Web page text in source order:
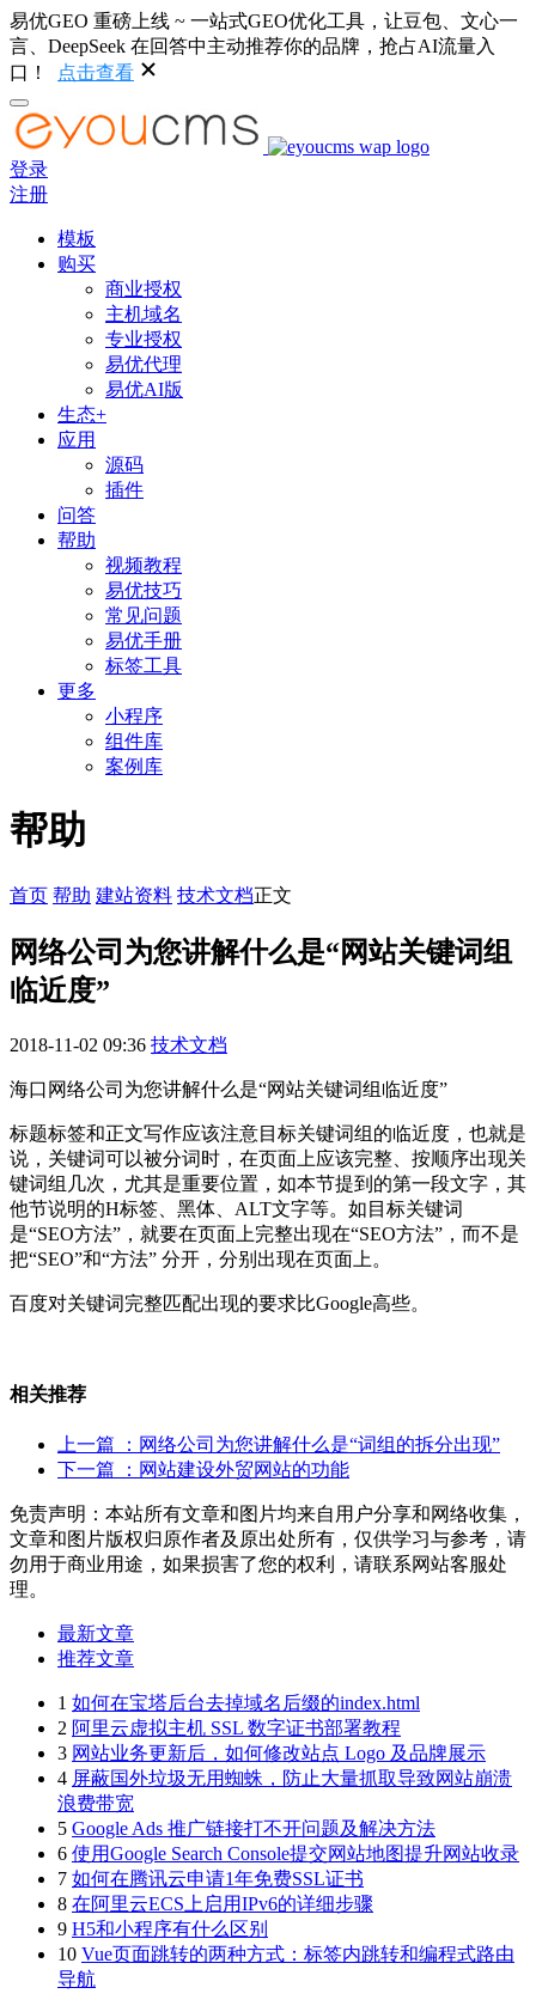
易优GEO 重磅上线 ~ 一站式GEO优化工具，让豆包、文心一
言、DeepSeek 在回答中主动推荐你的品牌，抢占AI流量入
口！
点击查看
登录
注册
模板
购买
商业授权
主机域名
专业授权
易优代理
易优AI版
生态+
应用
源码
插件
问答
帮助
视频教程
易优技巧
常见问题
易优手册
标签工具
更多
小程序
组件库
案例库
帮助
首页 帮助 建站资料 技术文档正文
网络公司为您讲解什么是“网站关键词组
临近度”
2018-11-02 09:36 技术文档
海口网络公司为您讲解什么是“网站关键词组临近度”
标题标签和正文写作应该注意目标关键词组的临近度，也就是
说，关键词可以被分词时，在页面上应该完整、按顺序出现关
键词组几次，尤其是重要位置，如本节提到的第一段文字，其
他节说明的H标签、黑体、ALT文字等。如目标关键词
是“SEO方法”，就要在页面上完整出现在“SEO方法”，而不是
把“SEO”和“方法” 分开，分别出现在页面上。
百度对关键词完整匹配出现的要求比Google高些。
相关推荐
上一篇
：网络公司为您讲解什么是“词组的拆分出现”
下一篇
：网站建设外贸网站的功能
免责声明：本站所有文章和图片均来自用户分享和网络收集，
文章和图片版权归原作者及原出处所有，仅供学习与参考，请
勿用于商业用途，如果损害了您的权利，请联系网站客服处
理。
最新文章
推荐文章
1 如何在宝塔后台去掉域名后缀的index.html
2 阿里云虚拟主机 SSL 数字证书部署教程
3 网站业务更新后，如何修改站点 Logo 及品牌展示
4 屏蔽国外垃圾无用蜘蛛，防止大量抓取导致网站崩溃
浪费带宽
5 Google Ads 推广链接打不开问题及解决方法
6 使用Google Search Console提交网站地图提升网站收录
7 如何在腾讯云申请1年免费SSL证书
8 在阿里云ECS上启用IPv6的详细步骤
9 H5和小程序有什么区别
10 Vue页面跳转的两种方式：标签内跳转和编程式路由
导航